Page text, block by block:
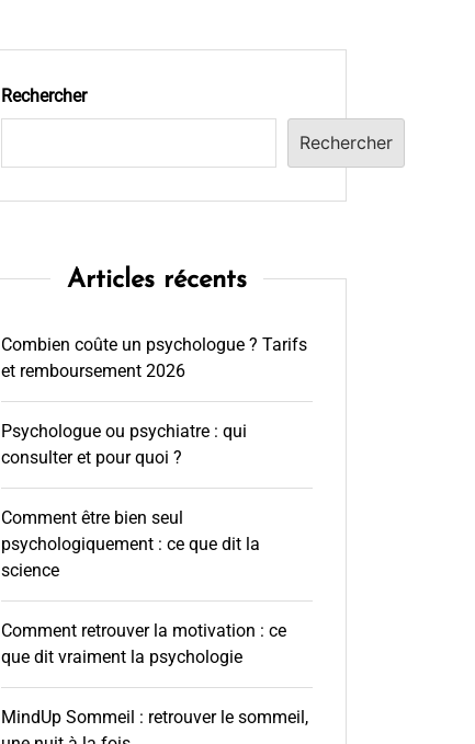
Rechercher
Rechercher
Articles récents
Combien coûte un psychologue ? Tarifs
et remboursement 2026
Psychologue ou psychiatre : qui
consulter et pour quoi ?
Comment être bien seul
psychologiquement : ce que dit la
science
Comment retrouver la motivation : ce
que dit vraiment la psychologie
MindUp Sommeil : retrouver le sommeil,